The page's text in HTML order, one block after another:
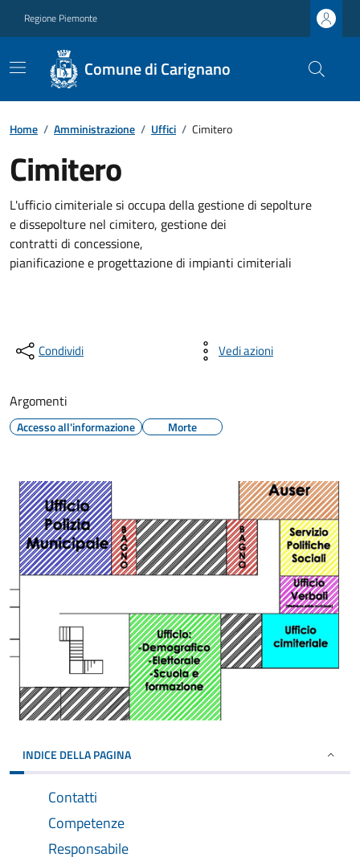
Regione Piemonte
Comune di Carignano
Home / Amministrazione / Uffici / Cimitero
Cimitero
L'ufficio cimiteriale si occupa della gestione di sepolture
e dissepolture nel cimitero, gestione dei
contratti di concessione,
pianificazione e progettazione di impianti cimiteriali
Condividi Vedi azioni
Argomenti
Accesso all'informazione Morte
INDICE DELLA PAGINA
Contatti
Competenze
Responsabile